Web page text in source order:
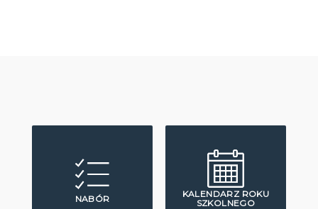
NABÓR
KALENDARZ ROKU
SZKOLNEGO